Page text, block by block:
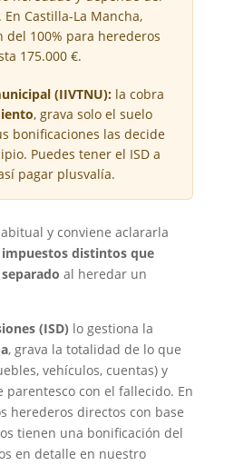
En Castilla-La Mancha,
del 100% para herederos
175.000 €.
(IIVTNU):la cobra
, grava solo el suelo
bonificaciones las decide
Puedes tener el ISD a
pagar plusvalía.
y conviene aclararla
distintos que
al heredar un
(ISD) lo gestiona la
, grava la totalidad de lo que
vehículos, cuentas) y
con el fallecido. En
herederos directos con base
tienen una bonificación del
en detalle en nuestro